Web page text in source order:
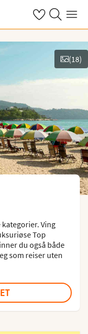
Se dine sparte
Søk påMeny
(18)
kategorier. Ving
Top
du også både
som reiser uten